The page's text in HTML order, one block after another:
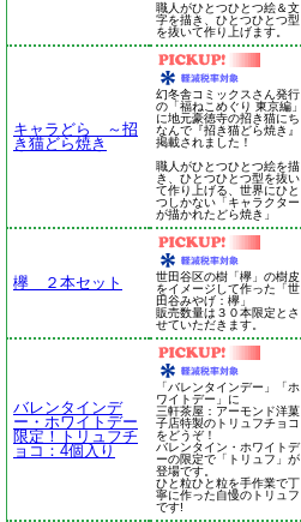
職人がひとつひとつ絵＆文
字を描き、ひとつひとつ型
を抜いて作り上げます。
キャラどら ～招
き猫どら焼き
幻冬舎コミックスさん発行
の「福ねこめぐり 東京編」
に地元豪徳寺の招き猫にち
なんで『招き猫どら焼き』
掲載されました！
職人がひとつひとつ絵を描
き、ひとつひとつ型を抜い
て作り上げる、世界にひと
つしかない「キャラクター
が描かれたどら焼き」
欅 ２本セット
世田谷区の樹「欅」の樹皮
をイメージして作った「世
田谷みやげ：欅」
販売数量は３０本限定とさ
せていただきます。
バレンタインデ
ー・ホワイトデー
限定！トリュフチ
ョコ：4個入り
「バレンタインデー」「ホ
ワイトデー」に
三軒茶屋：アーモンド洋菓
子店特製のトリュフチョコ
をどうぞ！
バレンタイン・ホワイトデ
ーの限定で「トリュフ」が
登場です。
ひと粒ひと粒を手作業で丁
寧に作った自慢のトリュフ
です!